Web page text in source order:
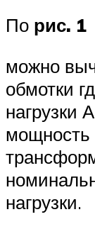
По рис. 1
можно
обмотки
нагрузки
мощность
нагрузки.